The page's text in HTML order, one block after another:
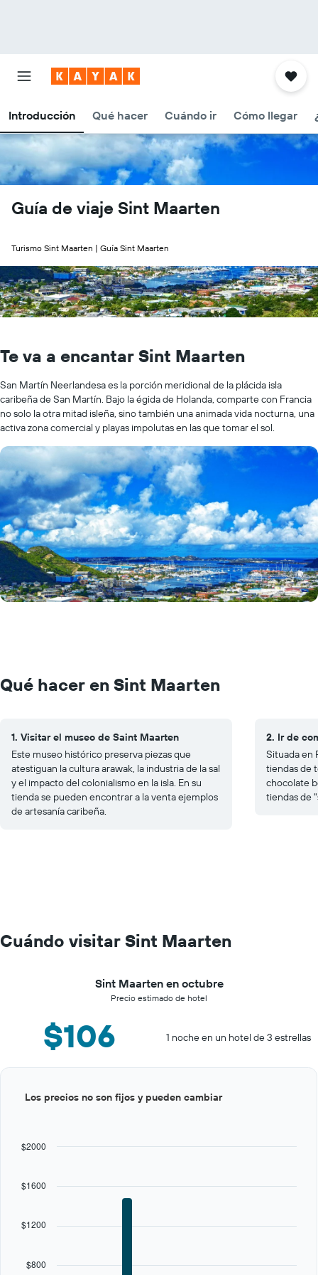
Introducción Qué hacer Cuándo ir Cómo llegar
Guía de viaje Sint Maarten
Turismo Sint Maarten | Guía Sint Maarten
Te va a encantar Sint Maarten
San Martín Neerlandesa es la porción meridional de la plácida isla
caribeña de San Martín. Bajo la égida de Holanda, comparte con Francia
no solo la otra mitad isleña, sino también una animada vida nocturna, una
activa zona comercial y playas impolutas en las que tomar el sol.
Qué hacer en Sint Maarten
1. Visitar el museo de Saint Maarten
Este museo histórico preserva piezas que
atestiguan la cultura arawak, la industria de la sal
y el impacto del colonialismo en la isla. En su
tienda se pueden encontrar a la venta ejemplos
de artesanía caribeña.
2. Ir de
Situada en
tiendas de
chocolate
tiendas de
Cuándo visitar Sint Maarten
Sint Maarten en octubre
Precio estimado de hotel
$106 1 noche en un hotel de 3 estrellas
Range:
graphic.
$800
$1200
$1600
$2000
Los precios no son fijos y pueden cambiar